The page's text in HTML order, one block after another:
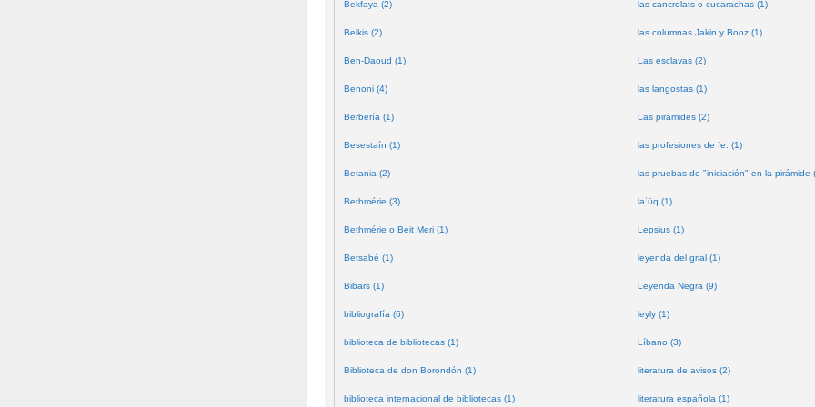
Bekfaya (2)
Belkis (2)
Ben-Daoud (1)
Benoni (4)
Berbería (1)
Besestaín (1)
Betania (2)
Bethmérie (3)
Bethmérie o Beit Meri (1)
Betsabé (1)
Bibars (1)
bibliografía (6)
biblioteca de bibliotecas (1)
Biblioteca de don Borondón (1)
biblioteca internacional de bibliotecas (1)
las cancrelats o cucarachas (1)
las columnas Jakin y Booz (1)
Las esclavas (2)
las langostas (1)
Las pirámides (2)
las profesiones de fe. (1)
las pruebas de "iniciación" en la pirámide
laʿūq (1)
Lepsius (1)
leyenda del grial (1)
Leyenda Negra (9)
leyly (1)
Líbano (3)
literatura de avisos (2)
literatura española (1)